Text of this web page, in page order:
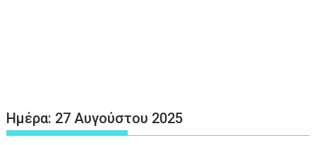
Ημέρα: 27 Αυγούστου 2025